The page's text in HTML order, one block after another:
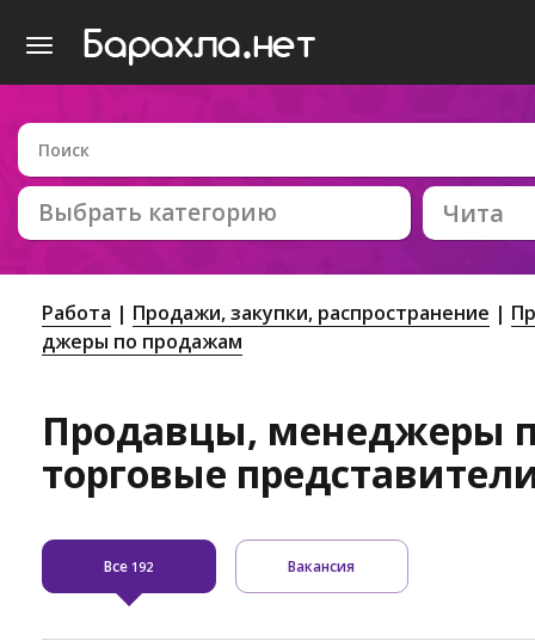
Выбрать категорию Чита
Работа Продажи, закупки, распространение
джеры по продажам
Продавцы, менеджеры
торговые
Все 192 Вакансия